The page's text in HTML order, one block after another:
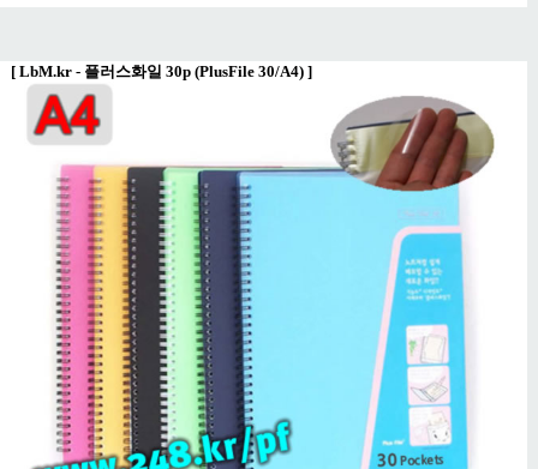
[ LbM.kr - 플러스화일 30p (PlusFile 30/A4) ]